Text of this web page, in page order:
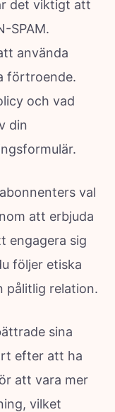
det viktigt att
SPAM.
använda
förtroende.
och vad
din
val
att erbjuda
engagera sig
följer etiska
pålitlig relation.
sina
efter att ha
att vara mer
vilket